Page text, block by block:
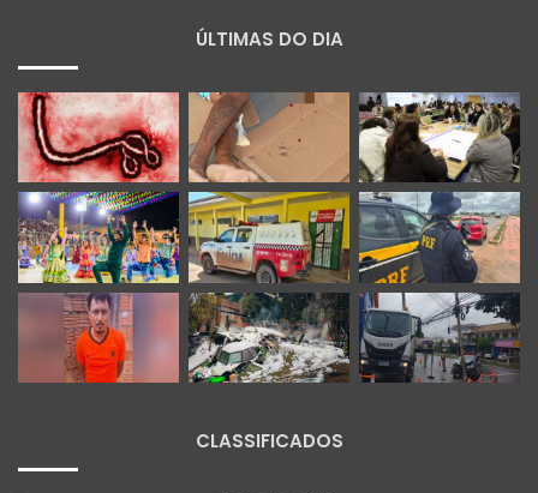
ÚLTIMAS DO DIA
CLASSIFICADOS